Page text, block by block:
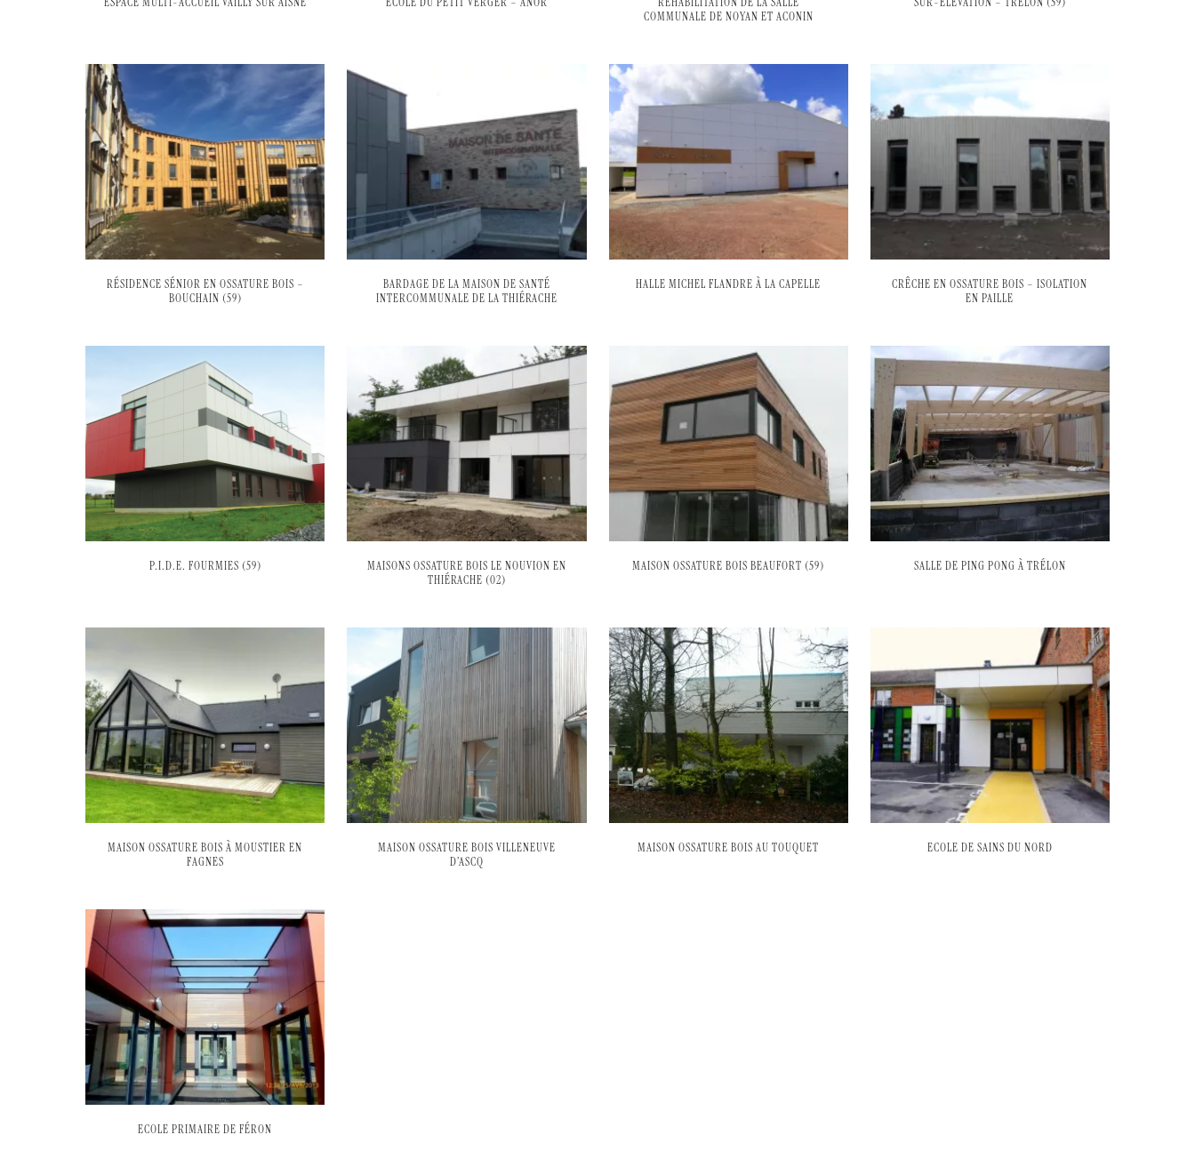
COMMUNALE DE NOYAN ET ACONIN
RÉSIDENCE SÉNIOR EN OSSATURE BOIS –
BOUCHAIN (59)
BARDAGE DE LA MAISON DE SANTÉ
INTERCOMMUNALE DE LA THIÉRACHE
HALLE MICHEL FLANDRE À LA CAPELLE
CRÊCHE EN OSSATURE BOIS – ISOLATION
EN PAILLE
P.I.D.E. FOURMIES (59)
MAISONS OSSATURE BOIS LE NOUVION EN
THIÉRACHE (02)
MAISON OSSATURE BOIS BEAUFORT (59) SALLE DE PING PONG À TRÉLON
MAISON OSSATURE BOIS À MOUSTIER EN
FAGNES
MAISON OSSATURE BOIS VILLENEUVE
D’ASCQ
MAISON OSSATURE BOIS AU TOUQUET ECOLE DE SAINS DU NORD
ECOLE PRIMAIRE DE FÉRON